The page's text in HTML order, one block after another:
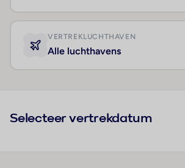
VERTREKLUCHTHAVEN
Alle luchthavens
Selecteer vertrekdatum